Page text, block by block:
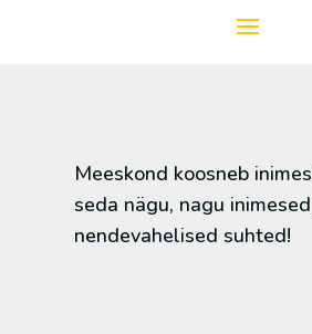
Meeskond koosneb
seda nägu, nagu
nendevahelised suhted!